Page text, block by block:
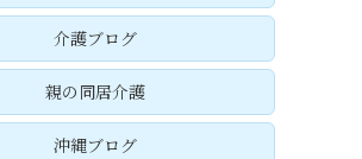
介護ブログ
親の同居介護
沖縄ブログ